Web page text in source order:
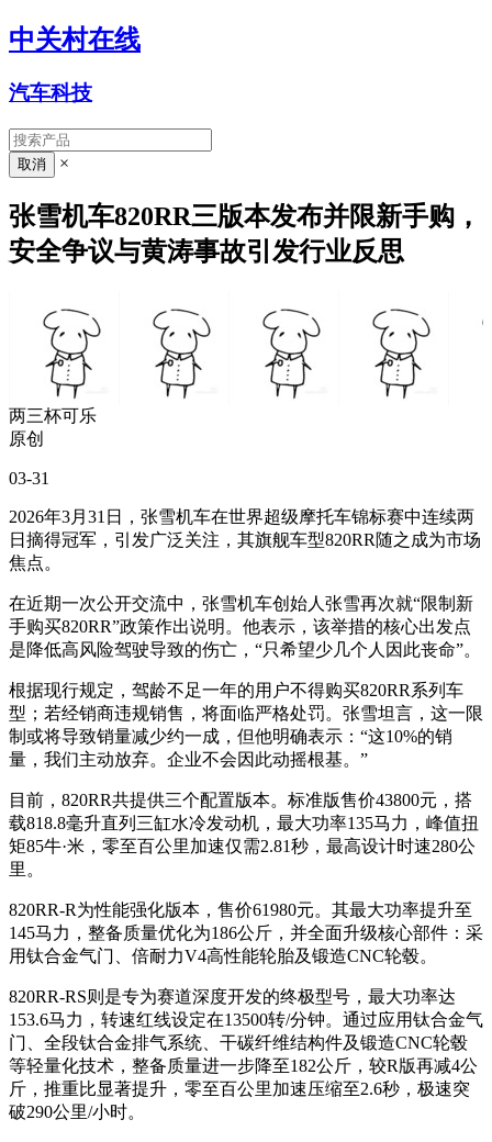
中关村在线
汽车科技
×
张雪机车820RR三版本发布并限新手购，
安全争议与黄涛事故引发行业反思
两三杯可乐
原创
03-31
2026年3月31日，张雪机车在世界超级摩托车锦标赛中连续两
日摘得冠军，引发广泛关注，其旗舰车型820RR随之成为市场
焦点。
在近期一次公开交流中，张雪机车创始人张雪再次就“限制新
手购买820RR”政策作出说明。他表示，该举措的核心出发点
是降低高风险驾驶导致的伤亡，“只希望少几个人因此丧命”。
根据现行规定，驾龄不足一年的用户不得购买820RR系列车
型；若经销商违规销售，将面临严格处罚。张雪坦言，这一限
制或将导致销量减少约一成，但他明确表示：“这10%的销
量，我们主动放弃。企业不会因此动摇根基。”
目前，820RR共提供三个配置版本。标准版售价43800元，搭
载818.8毫升直列三缸水冷发动机，最大功率135马力，峰值扭
矩85牛·米，零至百公里加速仅需2.81秒，最高设计时速280公
里。
820RR-R为性能强化版本，售价61980元。其最大功率提升至
145马力，整备质量优化为186公斤，并全面升级核心部件：采
用钛合金气门、倍耐力V4高性能轮胎及锻造CNC轮毂。
820RR-RS则是专为赛道深度开发的终极型号，最大功率达
153.6马力，转速红线设定在13500转/分钟。通过应用钛合金气
门、全段钛合金排气系统、干碳纤维结构件及锻造CNC轮毂
等轻量化技术，整备质量进一步降至182公斤，较R版再减4公
斤，推重比显著提升，零至百公里加速压缩至2.6秒，极速突
破290公里/小时。